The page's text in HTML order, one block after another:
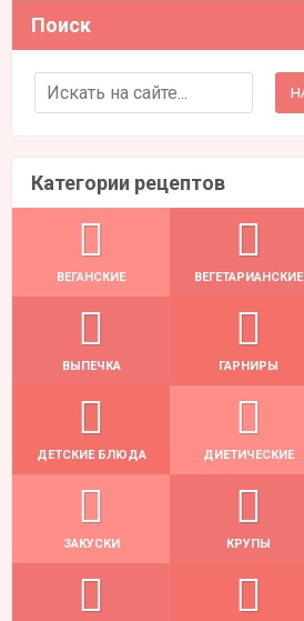
Поиск
Search for:
Категории рецептов
ВЕГАНСКИЕ ВЕГЕТАРИАНСКИЕ
ВЫПЕЧКА ГАРНИРЫ
ДЕТСКИЕ БЛЮДА ДИЕТИЧЕСКИЕ
ЗАКУСКИ КРУПЫ